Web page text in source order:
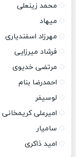
محمد زینعلی
میهاد
مهرزاد اسفندیاری
فرشاد میرزایی
مرتضی خدیوی
احمدرضا بنام
لوسیفر
امیرعلی کریمخانی
سامیار
امید ذاکری